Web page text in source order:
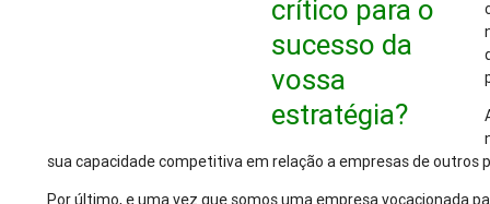
crítico para o
sucesso da
vossa
estratégia?
sua capacidade competitiva em relação a empresas de outros